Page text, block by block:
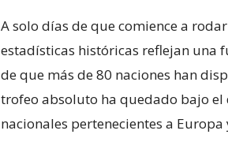
A solo días de que comience a
estadísticas históricas reflejan una
de que más de 80 naciones han
trofeo absoluto ha quedado bajo el
nacionales pertenecientes a Europa